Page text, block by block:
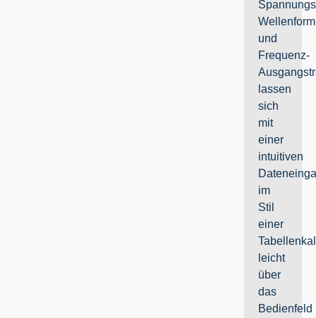
und
Frequenz-
lassen
sich
mit
einer
intuitiven
im
Stil
einer
leicht
über
das
Bedienfeld